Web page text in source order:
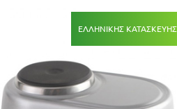
ΕΛΛΗΝΙΚΗΣ ΚΑΤΑΣΚΕΥΗΣ